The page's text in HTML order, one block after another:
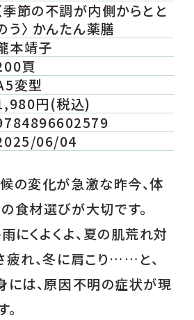
季節の不調が内側からとと
う〉 かんたん薬膳
本靖子
頁
変型
円(税込)
06/04
の変化が急激な昨今、体
食材選びが大切です。
にくよくよ、夏の肌荒れ対
疲れ、冬に肩こり……と、
には、原因不明の症状が現